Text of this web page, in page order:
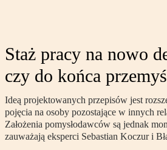
Staż pracy na nowo
czy do końca
Ideą projektowanych przepisów jest
pojęcia na osoby pozostające w innych
Założenia pomysłodawców są jednak
zauważają eksperci Sebastian Koczur i